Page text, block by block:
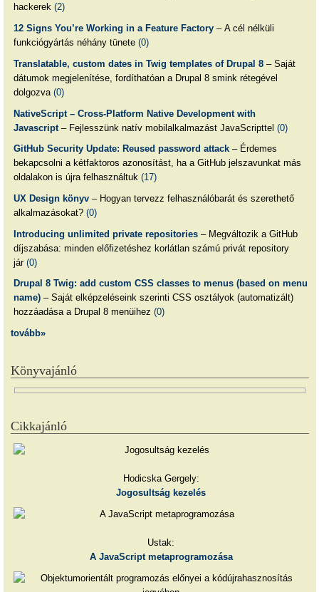
hackerek (2)
12 Signs You’re Working in a Feature Factory– A cél nélküli
funkciógyártás néhány tünete (0)
Translatable, custom dates in Twig templates of Drupal 8– Saját
dátumok megjelenítése, fordíthatóan a Drupal 8 smink rétegével
dolgozva (0)
NativeScript – Cross-Platform Native Development with
Javascript– Fejlesszünk natív mobilalkalmazást JavaScripttel (0)
GitHub Security Update: Reused password attack– Érdemes
bekapcsolni a kétfaktoros azonosítást, ha a GitHub jelszavunkat más
oldalakon is újra felhasználtuk (17)
UX Design könyv– Hogyan tervezz felhasználóbarát és szerethető
alkalmazásokat? (0)
Introducing unlimited private repositories– Megváltozik a GitHub
díjszabása: minden előfizetéshez korlátlan számú privát repository
jár (0)
Drupal 8 Twig: add custom CSS classes to menus (based on menu
name)– Saját elképzeléseink szerinti CSS osztályok (automatizált)
hozzáadása a Drupal 8 menüihez (0)
tovább»
Könyvajánló
Cikkajánló
Hodicska Gergely:
Jogosultság kezelés
Ustak:
A JavaScript metaprogramozása